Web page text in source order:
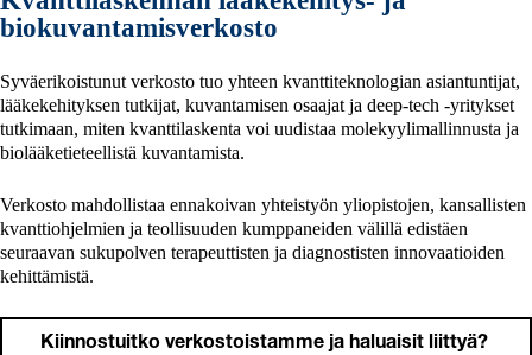
biokuvantamisverkosto
Syväerikoistunut verkosto tuo yhteen kvanttiteknologian asiantuntijat,
lääkekehityksen tutkijat, kuvantamisen osaajat ja deep-tech -yritykset
tutkimaan, miten kvanttilaskenta voi uudistaa molekyylimallinnusta ja
biolääketieteellistä kuvantamista.
Verkosto mahdollistaa ennakoivan yhteistyön yliopistojen, kansallisten
kvanttiohjelmien ja teollisuuden kumppaneiden välillä edistäen
seuraavan sukupolven terapeuttisten ja diagnostisten innovaatioiden
kehittämistä.
Kiinnostuitko verkostoistamme ja haluaisit liittyä?